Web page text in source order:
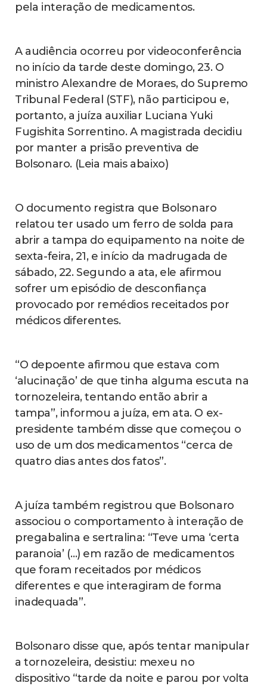
pela interação de medicamentos.
A audiência ocorreu por videoconferência
no início da tarde deste domingo, 23. O
ministro Alexandre de Moraes, do Supremo
Tribunal Federal (STF), não participou e,
portanto, a juíza auxiliar Luciana Yuki
Fugishita Sorrentino. A magistrada decidiu
por manter a prisão preventiva de
Bolsonaro. (Leia mais abaixo)
O documento registra que Bolsonaro
relatou ter usado um ferro de solda para
abrir a tampa do equipamento na noite de
sexta-feira, 21, e início da madrugada de
sábado, 22. Segundo a ata, ele afirmou
sofrer um episódio de desconfiança
provocado por remédios receitados por
médicos diferentes.
“O depoente afirmou que estava com
‘alucinação’ de que tinha alguma escuta na
tornozeleira, tentando então abrir a
tampa”, informou a juíza, em ata. O ex-
presidente também disse que começou o
uso de um dos medicamentos “cerca de
quatro dias antes dos fatos”.
A juíza também registrou que Bolsonaro
associou o comportamento à interação de
pregabalina e sertralina: “Teve uma ‘certa
paranoia’ (…) em razão de medicamentos
que foram receitados por médicos
diferentes e que interagiram de forma
inadequada”.
Bolsonaro disse que, após tentar manipular
a tornozeleira, desistiu: mexeu no
dispositivo “tarde da noite e parou por volta